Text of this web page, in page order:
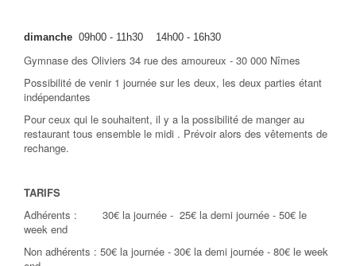
dimanche 09h00 - 11h30 14h00 - 16h30
Gymnase des Oliviers 34 rue des amoureux - 30 000 Nîmes
Possibilité de venir 1 journée sur les deux, les deux parties étant
indépendantes
Pour ceux qui le souhaitent, il y a la possibilité de manger au
restaurant tous ensemble le midi . Prévoir alors des vêtements de
rechange.
TARIFS
Adhérents : 30€ la journée - 25€ la demi journée - 50€ le
week end
Non adhérents : 50€ la journée - 30€ la demi journée - 80€ le week